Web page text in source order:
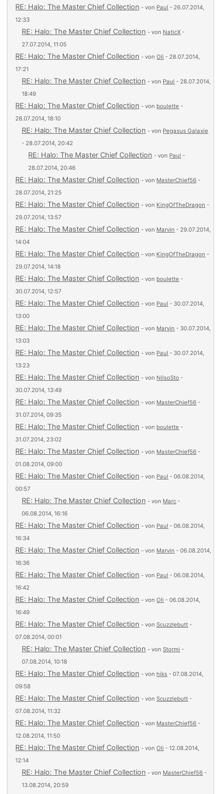
RE: Halo: The Master Chief Collection - von Paul - 26.07.2014,
12:33
RE: Halo: The Master Chief Collection - von NaticX -
27.07.2014, 11:05
RE: Halo: The Master Chief Collection - vonOli - 28.07.2014,
17:21
RE: Halo: The Master Chief Collection - von Paul - 28.07.2014,
18:49
RE: Halo: The Master Chief Collection - von boulette -
28.07.2014, 18:10
RE: Halo: The Master Chief Collection - von Pegasus Galaxie
- 28.07.2014, 20:42
RE: Halo: The Master Chief Collection - von Paul -
28.07.2014, 20:46
RE: Halo: The Master Chief Collection - von MasterChief56 -
28.07.2014, 21:25
RE: Halo: The Master Chief Collection - von KingOfTheDragon -
29.07.2014, 13:57
RE: Halo: The Master Chief Collection - von Marvin - 29.07.2014,
14:04
RE: Halo: The Master Chief Collection - von KingOfTheDragon -
29.07.2014, 14:18
RE: Halo: The Master Chief Collection - von boulette -
30.07.2014, 12:57
RE: Halo: The Master Chief Collection - von Paul - 30.07.2014,
13:00
RE: Halo: The Master Chief Collection - von Marvin - 30.07.2014,
13:03
RE: Halo: The Master Chief Collection - von Paul - 30.07.2014,
13:23
RE: Halo: The Master Chief Collection - von NilsoSto -
30.07.2014, 13:49
RE: Halo: The Master Chief Collection - von MasterChief56 -
31.07.2014, 09:35
RE: Halo: The Master Chief Collection - von boulette -
31.07.2014, 23:02
RE: Halo: The Master Chief Collection - von MasterChief56 -
01.08.2014, 09:00
RE: Halo: The Master Chief Collection - von Paul - 06.08.2014,
00:57
RE: Halo: The Master Chief Collection - von Marc -
06.08.2014, 16:16
RE: Halo: The Master Chief Collection - von Paul - 06.08.2014,
16:34
RE: Halo: The Master Chief Collection - von Marvin - 06.08.2014,
16:36
RE: Halo: The Master Chief Collection - von Paul - 06.08.2014,
16:42
RE: Halo: The Master Chief Collection - vonOli - 06.08.2014,
16:49
RE: Halo: The Master Chief Collection - vonScuzzlebutt -
07.08.2014, 00:01
RE: Halo: The Master Chief Collection - vonStormi -
07.08.2014, 10:18
RE: Halo: The Master Chief Collection - von hiks - 07.08.2014,
09:58
RE: Halo: The Master Chief Collection - vonScuzzlebutt -
07.08.2014, 11:32
RE: Halo: The Master Chief Collection - von MasterChief56 -
12.08.2014, 11:50
RE: Halo: The Master Chief Collection - vonOli - 12.08.2014,
12:14
RE: Halo: The Master Chief Collection - von MasterChief56 -
13.08.2014, 20:59